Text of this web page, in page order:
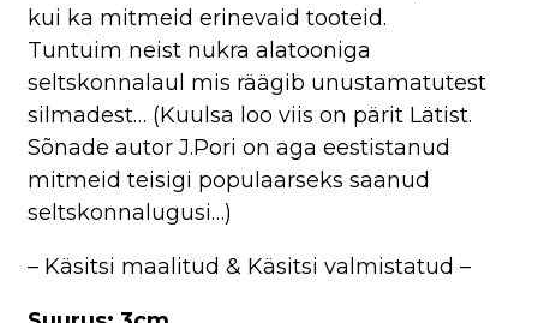
kui ka mitmeid erinevaid tooteid.
Tuntuim neist nukra alatooniga
seltskonnalaul mis räägib unustamatutest
silmadest… (Kuulsa loo viis on pärit Lätist.
Sõnade autor J.Pori on aga eestistanud
mitmeid teisigi populaarseks saanud
seltskonnalugusi…)
– Käsitsi maalitud & Käsitsi valmistatud –